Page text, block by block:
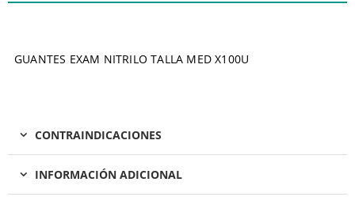
GUANTES EXAM NITRILO TALLA MED X100U
CONTRAINDICACIONES
INFORMACIÓN ADICIONAL